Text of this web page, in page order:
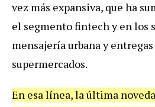
vez más expansiva, que ha
el segmentofintech y en los
mensajería urbana y entregas
supermercados.
En esa línea,la última